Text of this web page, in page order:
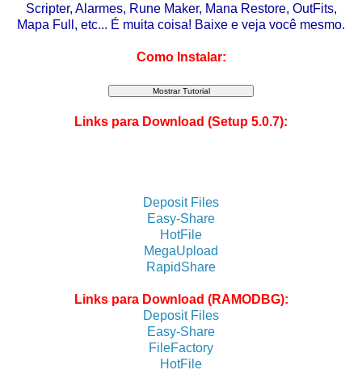
Scripter, Alarmes, Rune Maker, Mana Restore, OutFits,
Mapa Full, etc... É muita coisa! Baixe e veja você mesmo.
Como Instalar:
Links para Download (Setup 5.0.7):
Deposit Files
Easy-Share
HotFile
MegaUpload
RapidShare
Links para Download (RAMODBG):
Deposit Files
Easy-Share
FileFactory
HotFile